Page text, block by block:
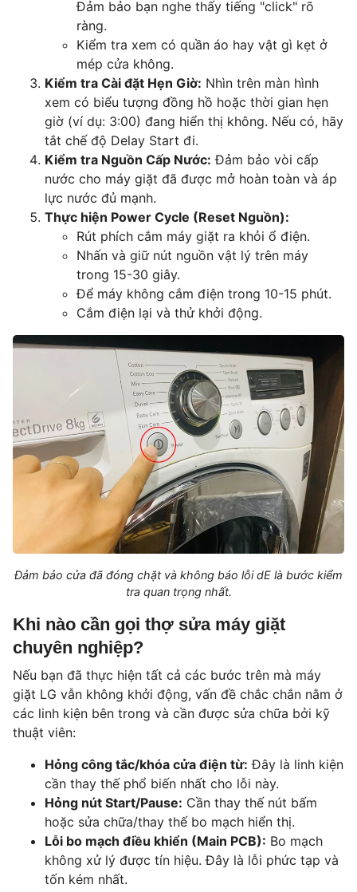
Đảm bảo bạn nghe thấy tiếng "click" rõ
ràng.
Kiểm tra xem có quần áo hay vật gì kẹt ở
mép cửa không.
Kiểm tra Cài đặt Hẹn Giờ: Nhìn trên màn hình
xem có biểu tượng đồng hồ hoặc thời gian hẹn
giờ (ví dụ: 3:00) đang hiển thị không. Nếu có, hãy
tắt chế độ Delay Start đi.
Kiểm tra Nguồn Cấp Nước: Đảm bảo vòi cấp
nước cho máy giặt đã được mở hoàn toàn và áp
lực nước đủ mạnh.
Thực hiện Power Cycle (Reset Nguồn):
Rút phích cắm máy giặt ra khỏi ổ điện.
Nhấn và giữ nút nguồn vật lý trên máy
trong 15-30 giây.
Để máy không cắm điện trong 10-15 phút.
Cắm điện lại và thử khởi động.
Đảm bảo cửa đã đóng chặt và không báo lỗi dE là bước kiểm
tra quan trọng nhất.
Khi nào cần gọi thợ sửa máy giặt
chuyên nghiệp?
Nếu bạn đã thực hiện tất cả các bước trên mà máy
giặt LG vẫn không khởi động, vấn đề chắc chắn nằm ở
các linh kiện bên trong và cần được sửa chữa bởi kỹ
thuật viên:
Hỏng công tắc/khóa cửa điện từ: Đây là linh kiện
cần thay thế phổ biến nhất cho lỗi này.
Hỏng nút Start/Pause: Cần thay thế nút bấm
hoặc sửa chữa/thay thế bo mạch hiển thị.
Lỗi bo mạch điều khiển (Main PCB): Bo mạch
không xử lý được tín hiệu. Đây là lỗi phức tạp và
tốn kém nhất.